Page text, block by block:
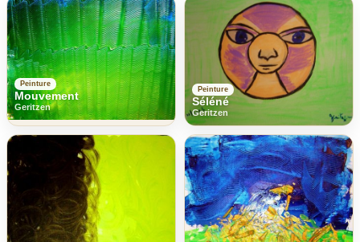
Peinture
Mouvement
Geritzen
Peinture
Séléné
Geritzen